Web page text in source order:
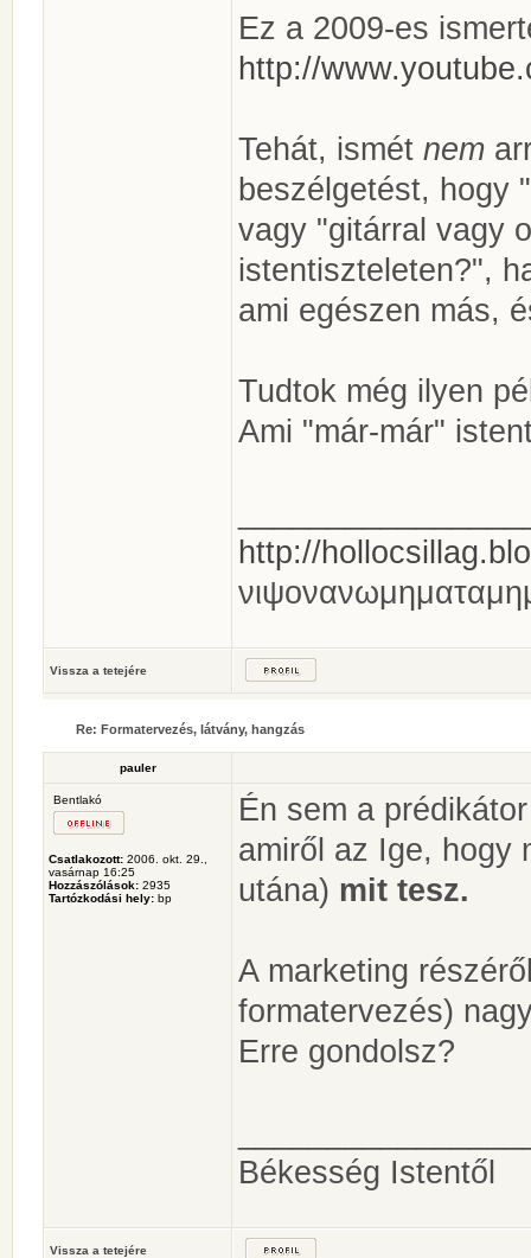
Ez a 2009-es
http://
Tehát, ismét nem
beszélgetést, hogy
vagy "gitárral vagy
istentiszteleten?",
ami egészen más,
Tudtok még ilyen
Ami "már-már"
http://
Vissza a tetejére
Re: Formatervezés, látvány, hangzás
pauler
Bentlakó
Csatlakozott: 2006. okt. 29.,
vasárnap 16:25
Hozzászólások: 2935
Tartózkodási hely: bp
Én sem a
amiről az Ige, hogy
utána) mit tesz.
A marketing
formatervezés)
Erre gondolsz?
Békesség Istentől
Vissza a tetejére